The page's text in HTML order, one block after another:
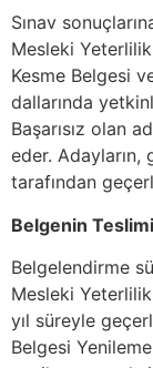
Sınav
Mesleki
Kesme Belgesi
dallarında
Başarısız olan
eder. Adayların,
tarafından
Belgenin
Belgelendirme
Mesleki
yıl süreyle
Belgesi